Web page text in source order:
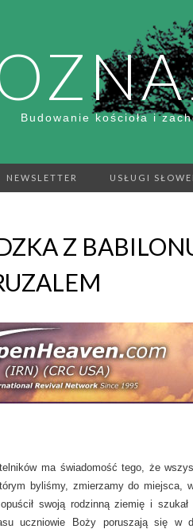
Budowanie kościoła i
NEWSLETTER USŁUGI
Z
ma świadomość tego, że
byliśmy, zmierzamy do miejsca,
swoją rodzinną ziemię i
uczniowie Boży poruszają się w